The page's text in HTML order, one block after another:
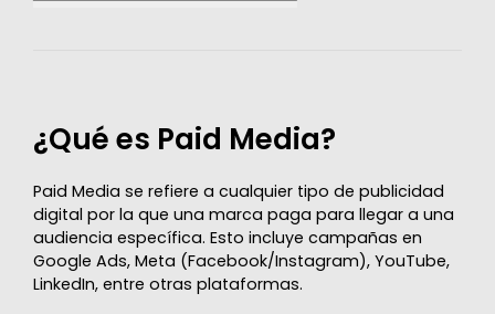
¿Qué es Paid Media?
Paid Media se refiere a cualquier tipo de publicidad
digital por la que una marca paga para llegar a una
audiencia específica. Esto incluye campañas en
Google Ads, Meta (Facebook/Instagram), YouTube,
LinkedIn, entre otras plataformas.